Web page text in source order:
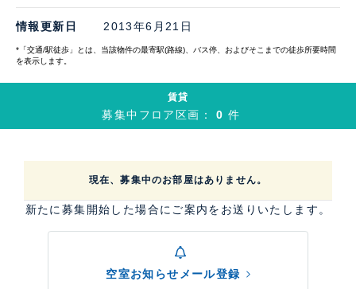
情報更新日 2013年6月21日
*「交通/駅徒歩」とは、当該物件の最寄駅(路線)、バス停、およびそこまでの徒歩所要時間
を表示します。
賃貸
募集中フロア区画：0件
現在、募集中のお部屋はありません。
新たに募集開始した場合にご案内をお送りいたします。
空室お知らせメール登録